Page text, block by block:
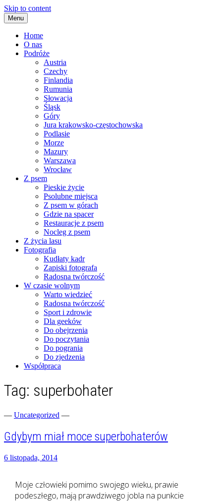
Skip to content
Menu
Home
O nas
Podróże
Austria
Czechy
Finlandia
Rumunia
Słowacja
Śląsk
Góry
Jura krakowsko-częstochowska
Podlasie
Morze
Mazury
Warszawa
Wrocław
Z psem
Pieskie życie
Psolubne miejsca
Z psem w górach
Gdzie na spacer
Restauracje z psem
Nocleg z psem
Z życia lasu
Fotografia
Kudłaty kadr
Zapiski fotografa
Radosna twórczość
W czasie wolnym
Warto wiedzieć
Radosna twórczość
Sport i zdrowie
Dla geeków
Do obejrzenia
Do poczytania
Do pogrania
Do zjedzenia
Współpraca
zgranestado.pl
Fotograficzne zapiski dnia codziennego
Tag: superbohater
— Uncategorized —
Gdybym miał moce superbohaterów
6 listopada, 2014
Moje człowieki pomimo swojego wieku, prawie
podeszłego, mają prawdziwego jobla na punkcie